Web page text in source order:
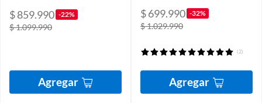
$ 859.990 -22%
$ 1.099.990
Agregar
$ 699.990 -32%
$ 1.029.990
(2)
Agregar